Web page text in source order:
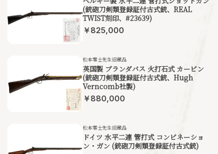
(銃砲刀剣類登録証付古式銃、REAL
TWIST刻印、#23639)
￥825,000
英国製 ブランダバス 火打石式 カービン
(銃砲刀剣類登録証付古式銃、Hugh
Verncomb社製)
松本零士先生旧蔵品
￥880,000
ドイツ 水平二連 管打式 コンビネーショ
ン・ガン (銃砲刀剣類登録証付古式銃)
松本零士先生旧蔵品